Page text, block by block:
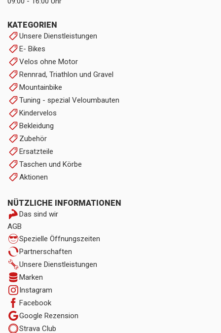
KATEGORIEN
Unsere Dienstleistungen
E- Bikes
Velos ohne Motor
Rennrad, Triathlon und Gravel
Mountainbike
Tuning - spezial Veloumbauten
Kindervelos
Bekleidung
Zubehör
Ersatzteile
Taschen und Körbe
Aktionen
NÜTZLICHE INFORMATIONEN
Das sind wir
AGB
Spezielle Öffnungszeiten
Partnerschaften
Unsere Dienstleistungen
Marken
Instagram
Facebook
Google Rezension
Strava Club